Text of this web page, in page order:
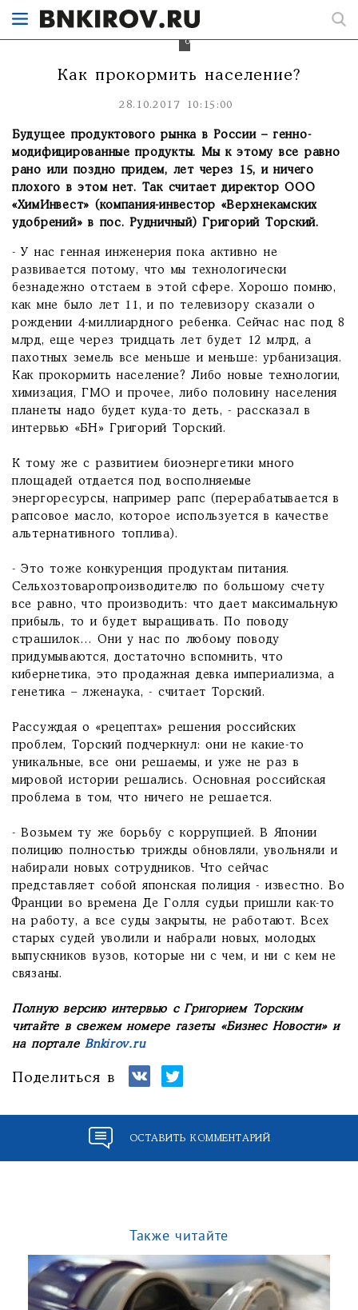
продукты.
б
Как прокормить население?
28.10.2017 10:15:00
Будущее продуктового рынка в России – генно-
модифицированные продукты. Мы к этому все равно
рано или поздно придем, лет через 15, и ничего
плохого в этом нет. Так считает директор ООО
«ХимИнвест» (компания-инвестор «Верхнекамских
удобрений» в пос. Рудничный) Григорий Торский.
- У нас генная инженерия пока активно не
развивается потому, что мы технологически
безнадежно отстаем в этой сфере. Хорошо помню,
как мне было лет 11, и по телевизору сказали о
рождении 4-миллиардного ребенка. Сейчас нас под 8
млрд, еще через тридцать лет будет 12 млрд, а
пахотных земель все меньше и меньше: урбанизация.
Как прокормить население? Либо новые технологии,
химизация, ГМО и прочее, либо половину населения
планеты надо будет куда-то деть, - рассказал в
интервью «БН» Григорий Торский.
К тому же с развитием биоэнергетики много
площадей отдается под восполняемые
энергоресурсы, например рапс (перерабатывается в
рапсовое масло, которое используется в качестве
альтернативного топлива).
- Это тоже конкуренция продуктам питания.
Сельхозтоваропроизводителю по большому счету
все равно, что производить: что дает максимальную
прибыль, то и будет выращивать. По поводу
страшилок… Они у нас по любому поводу
придумываются, достаточно вспомнить, что
кибернетика, это продажная девка империализма, а
генетика – лженаука, - считает Торский.
Рассуждая о «рецептах» решения российских
проблем, Торский подчеркнул: они не какие-то
уникальные, все они решаемы, и уже не раз в
мировой истории решались. Основная российская
проблема в том, что ничего не решается.
- Возьмем ту же борьбу с коррупцией. В Японии
полицию полностью трижды обновляли, увольняли и
набирали новых сотрудников. Что сейчас
представляет собой японская полиция - известно. Во
Франции во времена Де Голля судьи пришли как-то
на работу, а все суды закрыты, не работают. Всех
старых судей уволили и набрали новых, молодых
выпускников вузов, которые ни с чем, и ни с кем не
связаны.
Полную версию интервью с Григорием Торским
читайте в свежем номере газеты «Бизнес Новости» и
на порталеBnkirov.ru
Поделиться в
ОСТАВИТЬ КОММЕНТАРИЙ
Также читайте